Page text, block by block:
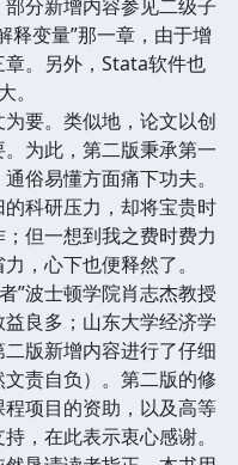
分新增内容参见二级子
释变量”那一章，由于增
。另外，Stata软件也
要。类似地，论文以创
为此，第二版秉承第一
俗易懂方面痛下功夫。
科研压力，却将宝贵时
但一想到我之费时费力
，心下也便释然了。
波士顿学院肖志杰教授
良多；山东大学经济学
版新增内容进行了仔细
责自负）。第二版的修
项目的资助，以及高等
，在此表示衷心感谢。